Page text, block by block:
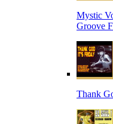
Mystic
Groove
Thank